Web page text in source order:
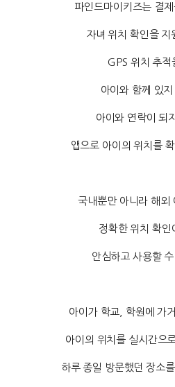
파인드마이키즈는 결
자녀 위치 확인을 지
GPS 위치 추적
아이와 함께 있지
아이와 연락이 되
앱으로 아이의 위치를
국내뿐만 아니라 해외
정확한 위치 확인
안심하고 사용할
아이가 학교, 학원에 가
아이의 위치를 실시간으
하루 종일 방문했던 장소